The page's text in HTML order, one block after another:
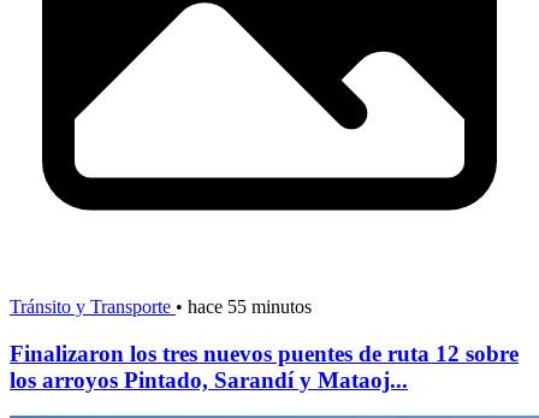
Tránsito y Transporte • hace 55 minutos
Finalizaron los tres nuevos puentes de ruta 12 sobre
los arroyos Pintado, Sarandí y Mataoj...